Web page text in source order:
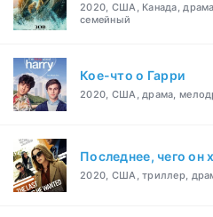
2020, США, Канада,
семейный
Кое-что о Гарри
2020, США, драма,
Последнее, чего он
2020, США, триллер,